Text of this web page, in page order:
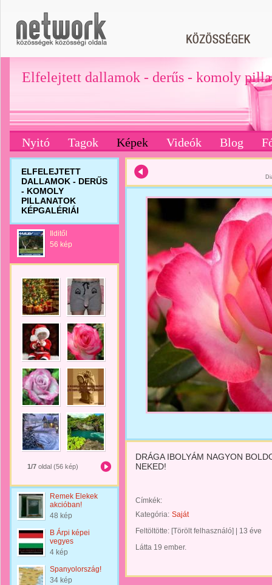
Elfelejtett dallamok - derűs - komoly
Nyitó Tagok Képek Videók Blog
ELFELEJTETT
DALLAMOK - DERŰS
- KOMOLY
PILLANATOK
KÉPGALÉRIÁI
Ilditől
56 kép
1/7 oldal (56 kép)
Remek Elekek
akcióban!
48 kép
B Árpi képei
vegyes
4 kép
Spanyolország!
34 kép
DRÁGA IBOLYÁM NAGYON
NEKED!
Címkék:
Kategória: Saját
Feltöltötte: [Törölt felhasználó]
13 éve
Látta 19 ember.